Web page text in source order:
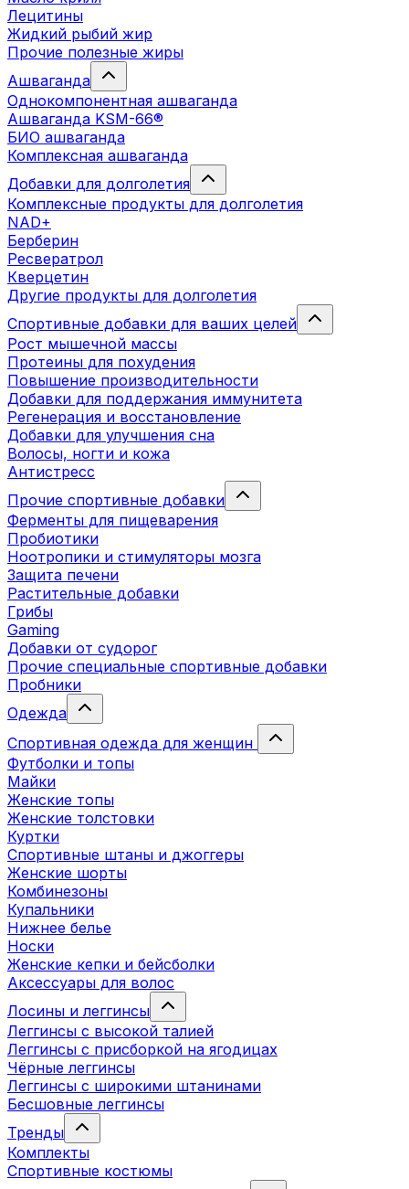
Лецитины
Жидкий рыбий жир
Прочие полезные жиры
Ашваганда
Однокомпонентная ашваганда
Ашваганда KSM-66®
БИО ашваганда
Комплексная ашваганда
Добавки для долголетия
Комплексные продукты для долголетия
NAD+
Берберин
Ресвератрол
Кверцетин
Другие продукты для долголетия
Спортивные добавки для ваших целей
Рост мышечной массы
Протеины для похудения
Повышение производительности
Добавки для поддержания иммунитета
Регенерация и восстановление
Добавки для улучшения сна
Волосы, ногти и кожа
Антистресс
Прочие спортивные добавки
Ферменты для пищеварения
Пробиотики
Ноотропики и стимуляторы мозга
Защита печени
Растительные добавки
Грибы
Gaming
Добавки от судорог
Прочие специальные спортивные добавки
Пробники
Одежда
Спортивная одежда для женщин
Футболки и топы
Майки
Женские топы
Женские толстовки
Куртки
Спортивные штаны и джоггеры
Женские шорты
Комбинезоны
Купальники
Нижнее белье
Носки
Женские кепки и бейсболки
Аксессуары для волос
Лосины и леггинсы
Леггинсы с высокой талией
Леггинсы с присборкой на ягодицах
Чёрные леггинсы
Леггинсы с широкими штанинами
Бесшовные леггинсы
Тренды
Комплекты
Спортивные костюмы